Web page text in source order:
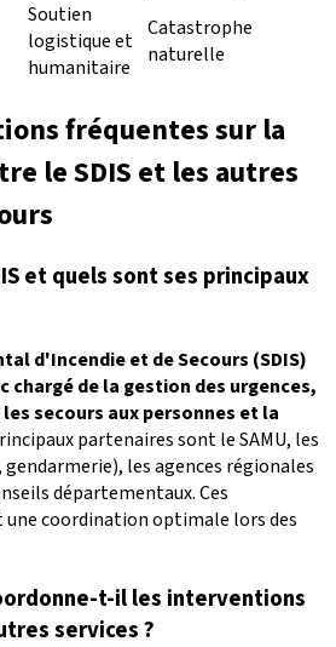
Soutien
logistique et
humanitaire
Catastrophe
naturelle
fréquentes sur la
le SDIS et les autres
et quels sont ses principaux
d'Incendie et de Secours (SDIS)
chargé de la gestion des urgences,
secours aux personnes et la
partenaires sont le SAMU, les
les agences régionales
départementaux. Ces
coordination optimale lors des
t-il les interventions
services ?